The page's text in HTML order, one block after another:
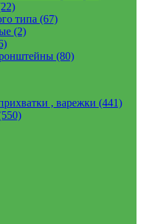
типа (67)
(2)
(80)
, варежки (441)